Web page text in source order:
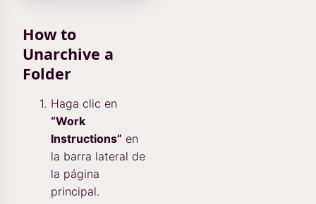
How to
Unarchive a
Folder
Haga clic en
“Work
Instructions” en
la barra lateral de
la página
principal.